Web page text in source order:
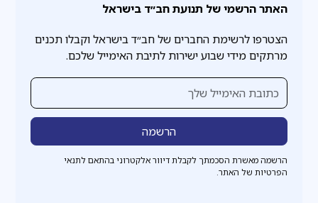
האתר הרשמי של תנועת חב״ד בישראל
הצטרפו לרשימת החברים של חב״ד בישראל וקבלו תכנים
מרתקים מידי שבוע ישירות לתיבת האימייל שלכם.
הרשמה מאשרת הסכמתך לקבלת דיוור אלקטרוני בהתאם לתנאי
הפרטיות של האתר.